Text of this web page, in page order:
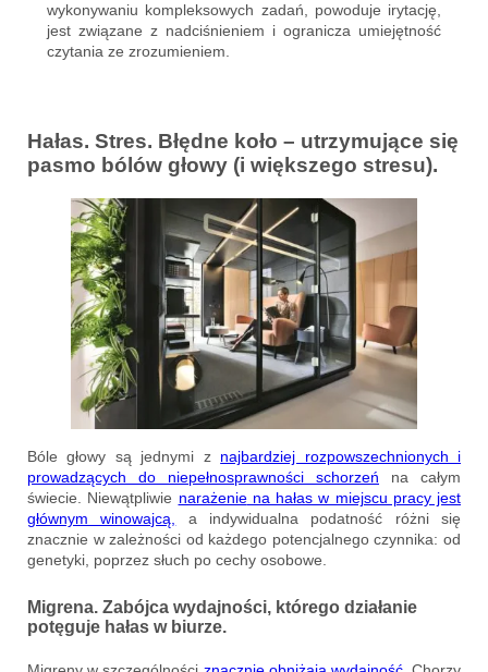
wykonywaniu kompleksowych zadań, powoduje irytację,
jest związane z nadciśnieniem i ogranicza umiejętność
czytania ze zrozumieniem.
Hałas. Stres. Błędne koło – utrzymujące się
pasmo bólów głowy (i większego stresu).
Bóle głowy są jednymi z najbardziej rozpowszechnionych i
prowadzących do niepełnosprawności schorzeń na całym
świecie. Niewątpliwie narażeniena hałas w miejscu pracy jest
głównym winowajcą,
a indywidualna podatność różni się
znacznie w zależności od każdego potencjalnego czynnika: od
genetyki, poprzez słuch po cechy osobowe.
Migrena. Zabójca wydajności, którego działanie
potęguje hałas w biurze.